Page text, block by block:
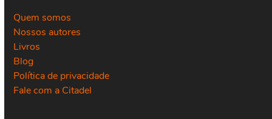
Quem somos
Nossos autores
Livros
Blog
Política de privacidade
Fale com a Citadel